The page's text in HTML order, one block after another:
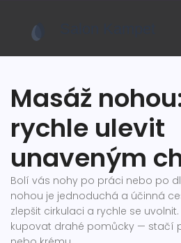
Masáž
rychle ulevit
unaveným
Bolí vás nohy po práci nebo po
nohou je jednoduchá a účinná
zlepšit cirkulaci a rychle se
kupovat drahé pomůcky — stačí